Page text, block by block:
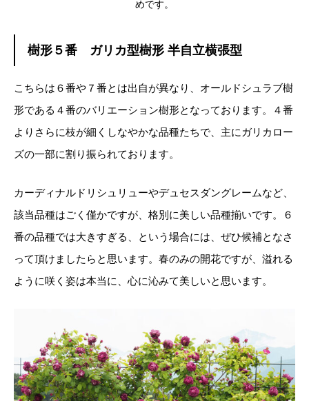
めです。
樹形５番 ガリカ型樹形 半自立横張型
こちらは６番や７番とは出自が異なり、オールドシュラブ樹
形である４番のバリエーション樹形となっております。４番
よりさらに枝が細くしなやかな品種たちで、主にガリカロー
ズの一部に割り振られております。
カーディナルドリシュリューやデュセスダングレームなど、
該当品種はごく僅かですが、格別に美しい品種揃いです。６
番の品種では大きすぎる、という場合には、ぜひ候補となさ
って頂けましたらと思います。春のみの開花ですが、溢れる
ように咲く姿は本当に、心に沁みて美しいと思います。